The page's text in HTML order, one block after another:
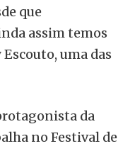
que
assim temos
uma das
da
no Festival de